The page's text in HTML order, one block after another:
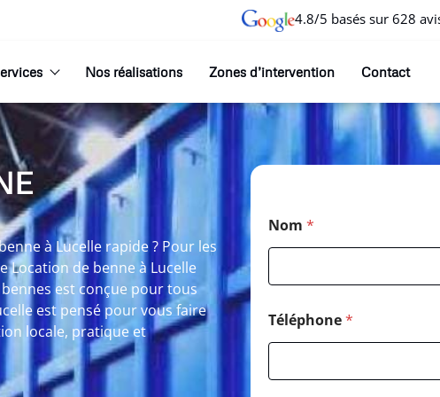
4.8/5 basés sur 628
Nos réalisations Zones d’intervention Contact
à Lucelle rapide ? Pour les
de benne à Lucelle
est conçue pour tous
est pensé pour vous faire
locale, pratique et
Nom *
Téléphone*